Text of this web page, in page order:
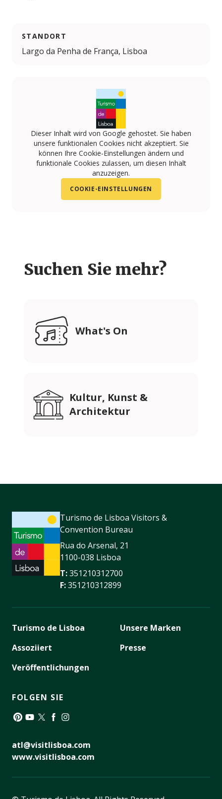
STANDORT
Largo da Penha de França, Lisboa
Dieser Inhalt wird von Google gehostet. Sie haben
unsere funktionalen Cookies nicht akzeptiert. Sie
können Ihre Cookie-Einstellungen ändern und
funktionale Cookies zulassen, um diesen Inhalt
anzuzeigen.
COOKIE-EINSTELLUNGEN
Suchen Sie mehr?
What's On
Kultur, Kunst &
Architektur
Turismo de Lisboa Visitors &
Convention Bureau
Rua do Arsenal, 21
1100-038 Lisboa
T:351210312700
F:351210312899
Turismo de Lisboa
Assoziiert
Veröffentlichungen
Unsere Marken
Presse
FOLGEN SIE
atl@visitlisboa.com
www.visitlisboa.com